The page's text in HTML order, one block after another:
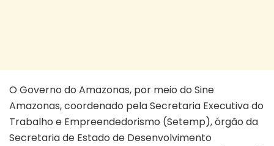
O Governo do Amazonas, por meio do Sine
Amazonas, coordenado pela Secretaria Executiva do
Trabalho e Empreendedorismo (Setemp), órgão da
Secretaria de Estado de Desenvolvimento